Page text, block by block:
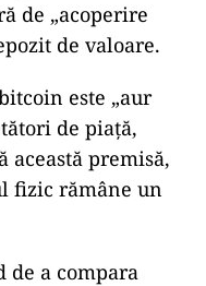
de „acoperire
de valoare.
este „aur
de piață,
această premisă,
fizic rămâne un
de a compara